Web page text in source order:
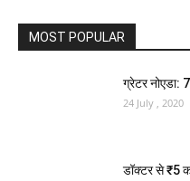
MOST POPULAR
ग्रेटर नोएडा:
24 July , 2020
डॉक्टर से ₹5